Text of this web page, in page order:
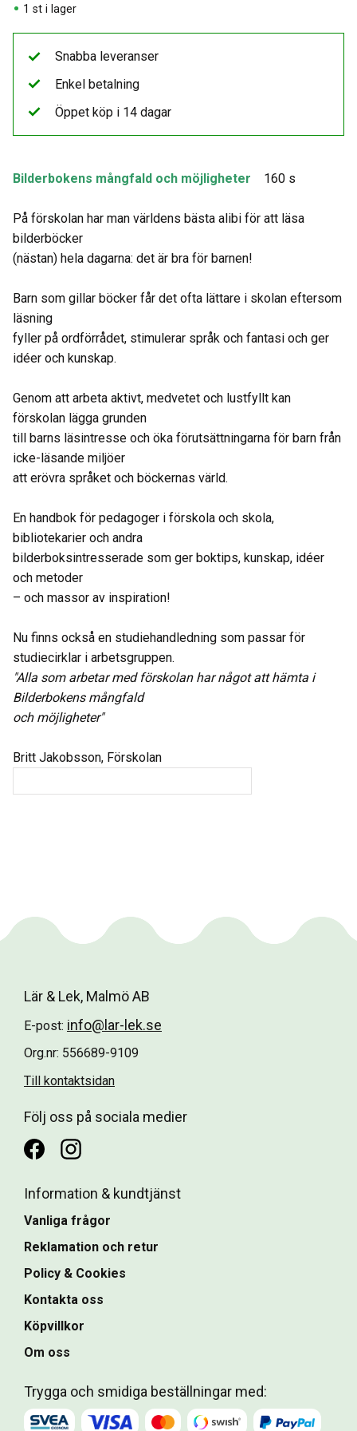
1 st i lager
Bilderbokens mångfald och möjligheter 160 s
På förskolan har man världens bästa alibi för att läsa
bilderböcker
(nästan) hela dagarna: det är bra för barnen!
Barn som gillar böcker får det ofta lättare i skolan eftersom
läsning
fyller på ordförrådet, stimulerar språk och fantasi och ger
idéer och kunskap.
Genom att arbeta aktivt, medvetet och lustfyllt kan
förskolan lägga grunden
till barns läsintresse och öka förutsättningarna för barn från
icke-läsande miljöer
att erövra språket och böckernas värld.
En handbok för pedagoger i förskola och skola,
bibliotekarier och andra
bilderboksintresserade som ger boktips, kunskap, idéer
och metoder
– och massor av inspiration!
Nu finns också en studiehandledning som passar för
studiecirklar i arbetsgruppen.
"Alla som arbetar med förskolan har något att hämta i
Bilderbokens mångfald
och möjligheter"
Britt Jakobsson, Förskolan
Snabba leveranser
Enkel betalning
Öppet köp i 14 dagar
Lär & Lek, Malmö AB
E-post: info@lar-lek.se
Org.nr: 556689-9109
Till kontaktsidan
Följ oss på sociala medier
Information & kundtjänst
Vanliga frågor
Reklamation och retur
Policy & Cookies
Kontakta oss
Köpvillkor
Om oss
Trygga och smidiga beställningar med: